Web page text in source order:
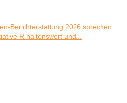
Berichterstattung 2026 sprechen
R-haltenswert und...